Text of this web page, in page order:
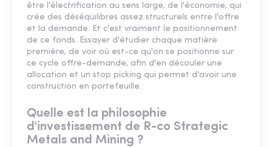
être l'électrification au sens large, de l'économie, qui
crée des déséquilibres assez structurels entre l'offre
et la demande. Et c'est vraiment le positionnement
de ce fonds. Essayer d'étudier chaque matière
première, de voir où est-ce qu'on se positionne sur
ce cycle offre-demande, afin d'en découler une
allocation et un stop picking qui permet d'avoir une
construction en portefeuille.
Quelle est la philosophie
d'investissement de R-co Strategic
Metals and Mining ?